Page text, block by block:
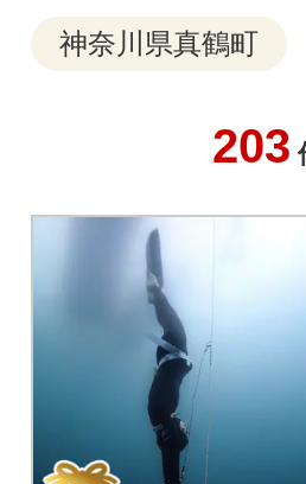
神奈川県真鶴町
203